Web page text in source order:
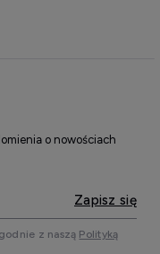
o nowościach
Zapisz się
z naszą Polityką